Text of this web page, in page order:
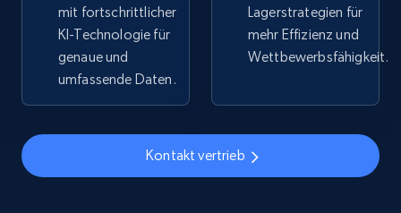
5.4K+ 668+ Jetzt anfangen
Seller id, URL, Seller name, Description, Detailed
mit fortschrittlicher
KI-Technologie für
genaue und
umfassende Daten.
Lagerstrategien für
mehr Effizienz und
Wettbewerbsfähigkeit.
Kontakt vertrieb